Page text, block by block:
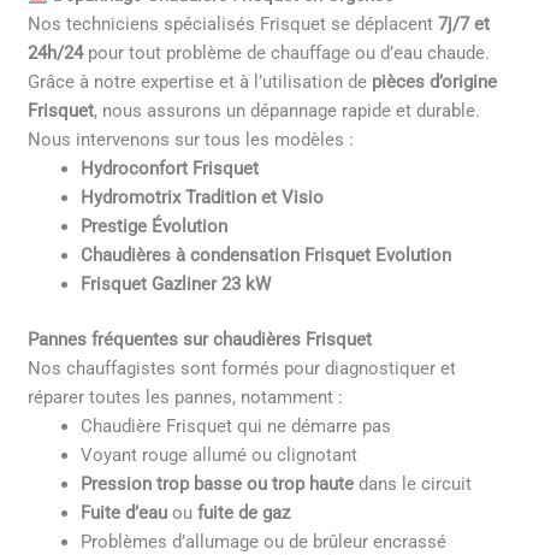
Nos techniciens spécialisés Frisquet se déplacent7j/7 et
24h/24pour tout problème de chauffage ou d’eau chaude.
Grâce à notre expertise et à l’utilisation de pièces d’origine
Frisquet, nous assurons un dépannage rapide et durable.
Nous intervenons sur tous les modèles :
Hydroconfort Frisquet
Hydromotrix Tradition et Visio
Prestige Évolution
Chaudières à condensation Frisquet Evolution
Frisquet Gazliner 23 kW
Pannes fréquentes sur chaudières Frisquet
Nos chauffagistes sont formés pour diagnostiquer et
réparer toutes les pannes, notamment :
Chaudière Frisquet qui ne démarre pas
Voyant rouge allumé ou clignotant
Pression trop basse ou trop haute dans le circuit
Fuite d’eau oufuite de gaz
Problèmes d’allumage ou de brûleur encrassé